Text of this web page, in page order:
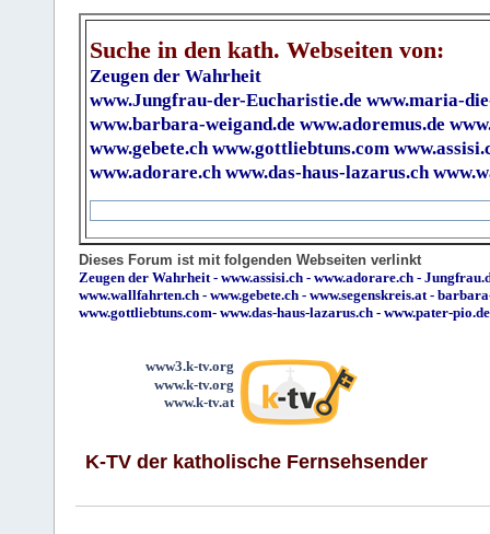
Suche in den kath. Webseiten von:
Zeugen der Wahrheit
www.Jungfrau-der-Eucharistie.de www.maria-
www.barbara-weigand.de www.adoremus.de
www.gebete.ch www.gottliebtuns.com
www.adorare.ch www.das-haus-lazarus.ch
Dieses Forum ist mit folgenden Webseiten verlinkt
Zeugen der Wahrheit- www.assisi.ch - www.adorare.ch -
www.wallfahrten.ch - www.gebete.ch - www.segenskreis.at-
www.gottliebtuns.com- www.das-haus-lazarus.ch - www.pater-pio.de
www3.k-tv.org
www.k-tv.org
www.k-tv.at
K-TV der katholische Fernsehsender